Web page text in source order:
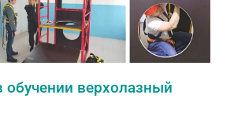
обучении верхолазный